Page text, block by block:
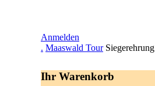
Anmelden
. Maaswald Tour Siegerehrung
Ihr Warenkorb